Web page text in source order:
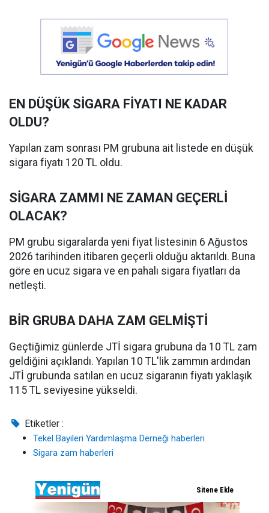
EN DÜŞÜK SİGARA FİYATI NE KADAR
OLDU?
Yapılan zam sonrası PM grubuna ait listede en düşük
sigara fiyatı 120 TL oldu.
SİGARA ZAMMI NE ZAMAN GEÇERLİ
OLACAK?
PM grubu sigaralarda yeni fiyat listesinin 6 Ağustos
2026 tarihinden itibaren geçerli olduğu aktarıldı. Buna
göre en ucuz sigara ve en pahalı sigara fiyatları da
netleşti.
BİR GRUBA DAHA ZAM GELMİŞTİ
Geçtiğimiz günlerde JTİ sigara grubuna da 10 TL zam
geldiğini açıklandı. Yapılan 10 TL'lik zammın ardından
JTİ grubunda satılan en ucuz sigaranın fiyatı yaklaşık
115 TL seviyesine yükseldi.
Etiketler :
Tekel Bayileri Yardımlaşma Derneği haberleri
Sigara zam haberleri